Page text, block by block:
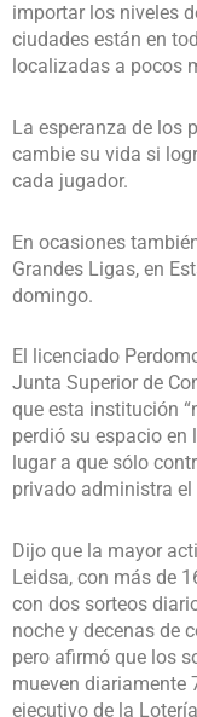
importar los niveles
ciudades están en
localizadas a pocos
La esperanza de los
cambie su vida si
cada jugador.
En ocasiones
Grandes Ligas, en
domingo.
El licenciado
Junta Superior de
que esta institución
perdió su espacio
lugar a que sólo
privado administra el
Dijo que la mayor
Leidsa, con más de
con dos sorteos
noche y decenas de
pero afirmó que los
mueven diariamente
ejecutivo de la